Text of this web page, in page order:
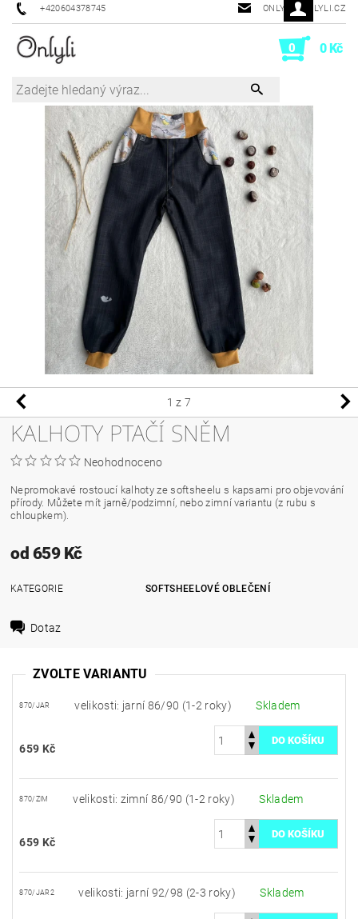
+420604378745 ONLYLI@ONLYLI.CZ
0 0 Kč
1 z 7
KALHOTY PTAČÍ SNĚM
Neohodnoceno
Nepromokavé rostoucí kalhoty ze softsheelu s kapsami pro objevování
přírody. Můžete mít jarně/podzimní, nebo zimní variantu (z rubu s
chloupkem).
od 659 Kč
KATEGORIE SOFTSHEELOVÉ OBLEČENÍ
Dotaz
ZVOLTE VARIANTU
870/JAR velikosti: jarní 86/90 (1-2 roky) Skladem
659 Kč
870/ZIM velikosti: zimní 86/90 (1-2 roky) Skladem
659 Kč
870/JAR2 velikosti: jarní 92/98 (2-3 roky) Skladem